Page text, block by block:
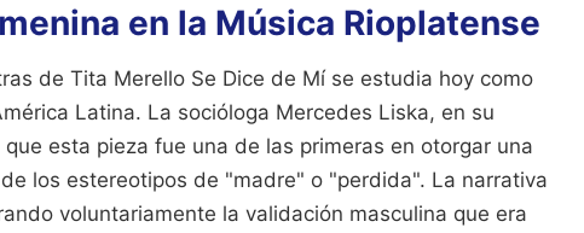
en la Música Rioplatense
de Tita Merello Se Dice de Mí se estudia hoy como
Latina. La socióloga Mercedes Liska, en su
esta pieza fue una de las primeras en otorgar una
los estereotipos de "madre" o "perdida". La narrativa
voluntariamente la validación masculina que era